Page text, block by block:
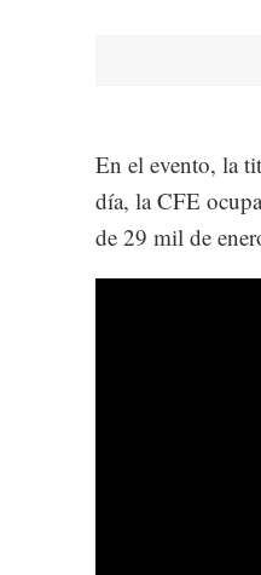
En el evento, la
día, la CFE
de 29 mil de